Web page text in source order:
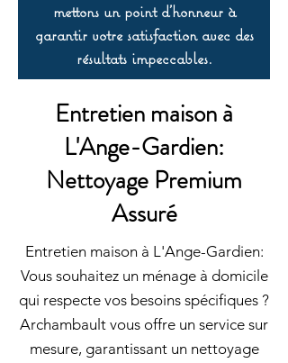
mettons un point d’honneur à
garantir votre satisfaction avec des
résultats impeccables.
Entretien maison à
L'Ange-Gardien:
Nettoyage Premium
Assuré
Entretien maison à L'Ange-Gardien:
Vous souhaitez un ménage à domicile
qui respecte vos besoins spécifiques ?
Archambault vous offre un service sur
mesure, garantissant un nettoyage